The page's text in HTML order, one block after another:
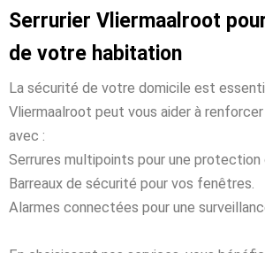
Serrurier Vliermaalroot
de votre habitation
La sécurité de votre domicile est
Vliermaalroot peut vous aider à
avec :
Serrures multipoints pour une protection
Barreaux de sécurité pour vos fenêtres.
Alarmes connectées pour une